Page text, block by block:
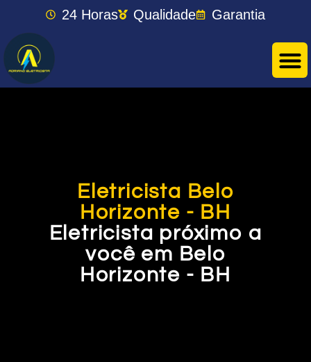
24 Horas Qualidade Garantia
Eletricista Belo
Horizonte - BH
Eletricista próximo a
você em Belo
Horizonte - BH